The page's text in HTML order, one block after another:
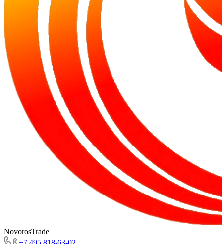
NovorosTrade
+7 495 818-63-02